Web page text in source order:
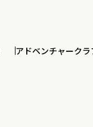
アドベンチャークラ